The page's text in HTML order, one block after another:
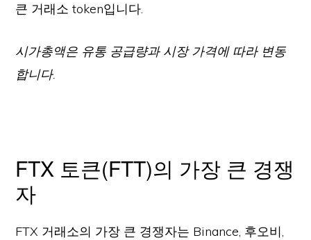
큰 거래소 token입니다.
시가총액은 유통 공급량과 시장 가격에 따라 변동
합니다.
FTX 토큰(FTT)의 가장 큰 경쟁
자
FTX 거래소의 가장 큰 경쟁자는 Binance, 후오비,